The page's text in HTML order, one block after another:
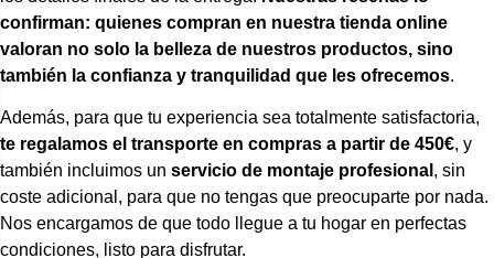
confirman: quienes compran en nuestra tienda online
valoran no solo la belleza de nuestros productos, sino
también la confianza y tranquilidad que les ofrecemos.
Además, para que tu experiencia sea totalmente satisfactoria,
te regalamos el transporte en compras a partir de 450€, y
también incluimos un servicio de montaje profesional , sin
coste adicional, para que no tengas que preocuparte por nada.
Nos encargamos de que todo llegue a tu hogar en perfectas
condiciones, listo para disfrutar.